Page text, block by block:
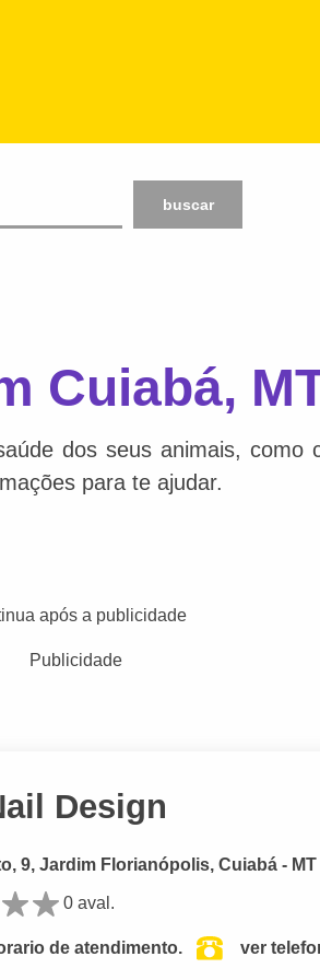
buscar
Cuiabá,
dos seus animais, como
para te ajudar.
após a publicidade
Publicidade
Design
9, Jardim Florianópolis, Cuiabá - MT
0 aval.
de atendimento. ver